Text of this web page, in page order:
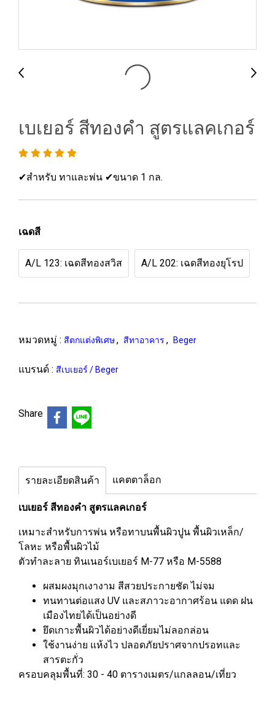
เบเยอร์ สีทองคำ สูตรแลคเกอร์
✔สำหรับ ทาและพ่น ✔ขนาด 1 กล.
เฉดสี
A/L 123: เฉดสีทองสวิส A/L 202: เฉดสีทองยุโรป
หมวดหมู่ : สีตกแต่งพิเศษ, สีทาอาคาร , Beger
แบรนด์ : สีเบเยอร์ / Beger
Share
รายละเอียดสินค้า แคตตาล็อก
เบเยอร์ สีทองคำ สูตรแลคเกอร์
เหมาะสำหรับการพ่น หรือทาบนพื้นผิวปูน พื้นผิวเหล็ก/
โลหะ หรือพื้นผิวไม้
ตัวทำละลาย ทินเนอร์เบเยอร์ M-77 หรือ M-5588
ผสมผงมุกเงางาม สีสวยประกายชัด ไม่จม
ทนทานต่อแสง UV และสภาวะอากาศร้อน แดด ฝน
เมืองไทยได้เป็นอย่างดี
ยึดเกาะพื้นผิวได้อย่างดีเยี่ยมไม่ลอกล่อน
ใช้งานง่าย แห้งไว ปลอดภัยปราศจากปรอทและ
สารตะกั่ว
ครอบคลุมพื้นที่: 30 - 40 ตารางเมตร/แกลลอน/เที่ยว